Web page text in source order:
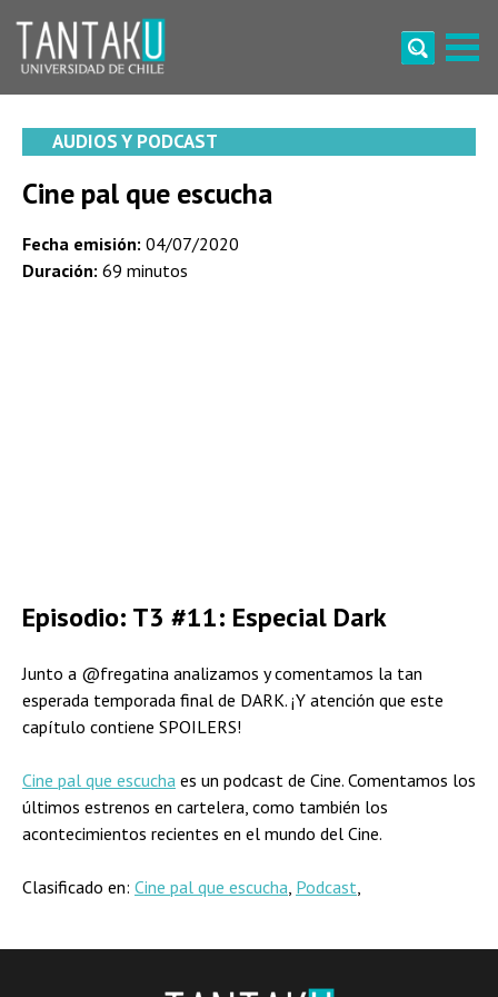
content
AUDIOS Y PODCAST
Cine pal que escucha
Fecha emisión: 04/07/2020
Duración: 69 minutos
Episodio: T3 #11: Especial Dark
Junto a @fregatina analizamos y comentamos la tan
esperada temporada final de DARK. ¡Y atención que este
capítulo contiene SPOILERS!
Cine pal que escucha es un podcast de Cine. Comentamos los
últimos estrenos en cartelera, como también los
acontecimientos recientes en el mundo del Cine.
Clasificado en: Cine pal que escucha, Podcast,